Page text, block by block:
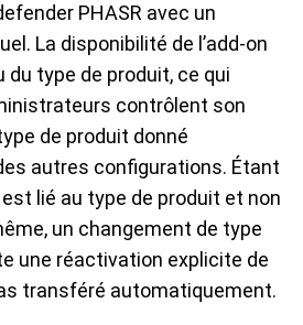
PHASR avec un
La disponibilité de l’add-on
du type de produit, ce qui
contrôlent son
de produit donné
autres configurations. Étant
est lié au type de produit et non
un changement de type
une réactivation explicite de
transféré automatiquement.